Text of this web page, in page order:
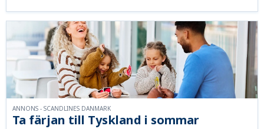
Ta färjan till Tyskland i sommar
ANNONS - SCANDLINES DANMARK